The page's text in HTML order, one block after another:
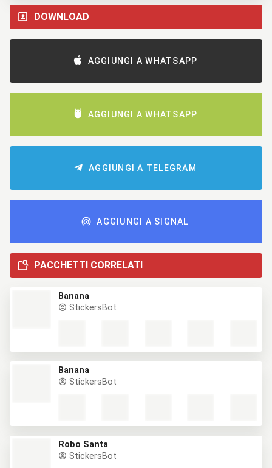
DOWNLOAD
AGGIUNGI A WHATSAPP
AGGIUNGI A WHATSAPP
AGGIUNGI A TELEGRAM
AGGIUNGI A SIGNAL
PACCHETTI CORRELATI
Banana
StickersBot
Banana
StickersBot
Robo Santa
StickersBot